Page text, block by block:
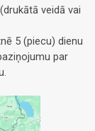
veidā vai
5 (piecu) dienu
par